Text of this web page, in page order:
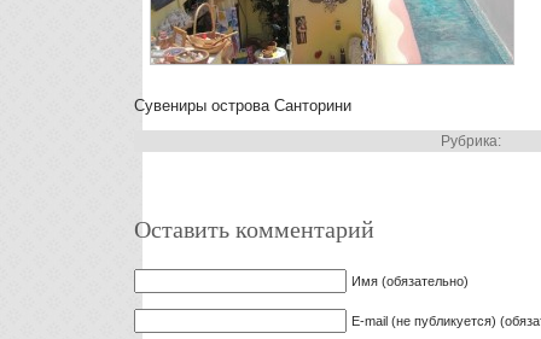
Сувениры острова Санторини
Рубрика:
Оставить комментарий
Имя (обязательно)
E-mail (не публикуется)